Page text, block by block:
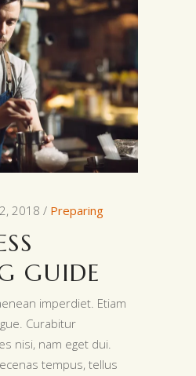
2018 Preparing
GUIDE
imperdiet. Etiam
Curabitur
nisi, nam eget dui.
tempus, tellus